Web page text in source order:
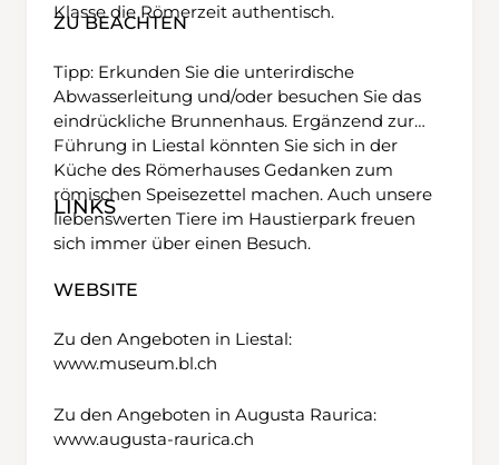
Klasse die Römerzeit authentisch.
ZU BEACHTEN
Tipp: Erkunden Sie die unterirdische
Abwasserleitung und/oder besuchen Sie das
eindrückliche Brunnenhaus. Ergänzend zur
Führung in Liestal könnten Sie sich in der
Küche des Römerhauses Gedanken zum
römischen Speisezettel machen. Auch unsere
liebenswerten Tiere im Haustierpark freuen
sich immer über einen Besuch.
LINKS
WEBSITE
Zu den Angeboten in Liestal:
www.museum.bl.ch
Zu den Angeboten in Augusta Raurica:
www.augusta-raurica.ch